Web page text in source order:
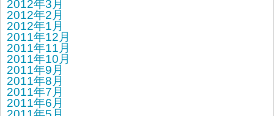
2012年3月
2012年2月
2012年1月
2011年12月
2011年11月
2011年10月
2011年9月
2011年8月
2011年7月
2011年6月